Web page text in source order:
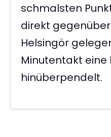
schmalsten
direkt
Helsingör
Minutentakt eine
hinüberpendelt.